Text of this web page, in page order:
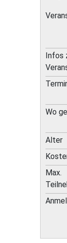
Infos
Wo
Alter
Max.